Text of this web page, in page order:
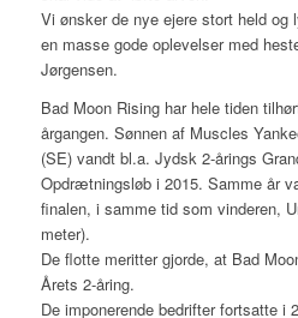
Vi ønsker de nye ejere stort held og
en masse gode oplevelser med
Jørgensen.
Bad Moon Rising har hele tiden
årgangen. Sønnen af Muscles
(SE) vandt bl.a. Jydsk 2-årings
Opdrætningsløb i 2015. Samme år
finalen, i samme tid som vinderen,
meter).
De flotte meritter gjorde, at Bad
Årets 2-åring.
De imponerende bedrifter fortsatte i